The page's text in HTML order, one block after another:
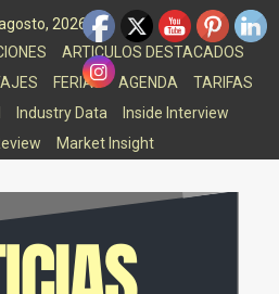
2026
ARTICULOS DESTACADOS
FERIAS AGENDA
TARIFAS
Industry Data
Inside Interview
Market Insight